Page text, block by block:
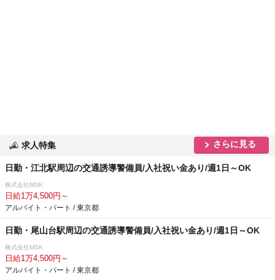
求人特集 さらに見る
日勤・江北駅周辺の交通誘導警備員/入社祝い金あり/週1日～OK
株式会社MSK
日給1万4,500円～
アルバイト・パート / 東京都
日勤・尾山台駅周辺の交通誘導警備員/入社祝い金あり/週1日～OK
株式会社MSK
日給1万4,500円～
アルバイト・パート / 東京都